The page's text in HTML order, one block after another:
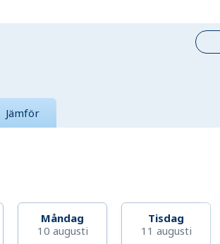
Jämför
Måndag
10 augusti
Tisdag
11 augusti